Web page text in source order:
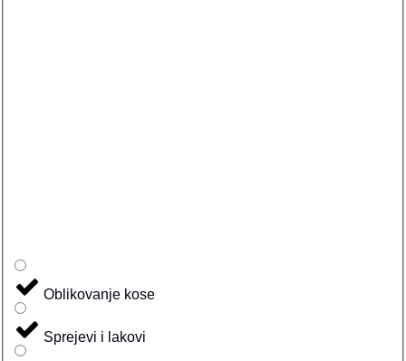
Oblikovanje kose
Sprejevi i lakovi